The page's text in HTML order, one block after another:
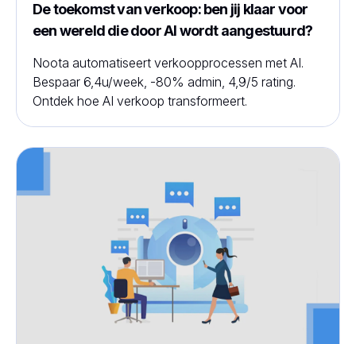
De toekomst van verkoop: ben jij klaar voor
een wereld die door AI wordt aangestuurd?
Noota automatiseert verkoopprocessen met AI.
Bespaar 6,4u/week, -80% admin, 4,9/5 rating.
Ontdek hoe AI verkoop transformeert.